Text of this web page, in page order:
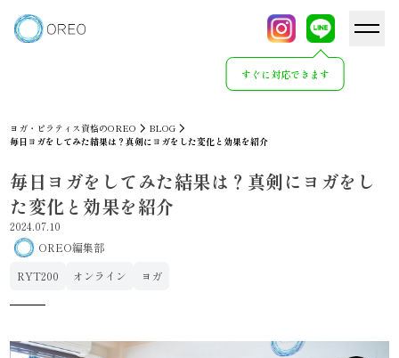
すぐに対応できます
ヨガ・ピラティス資格のOREO
BLOG
毎日ヨガをしてみた結果は？真剣にヨガをした変化と効果を紹介
毎日ヨガをしてみた結果は？真剣にヨガをし
た変化と効果を紹介
2024.07.10
OREO編集部
RYT200
オンライン ヨガ